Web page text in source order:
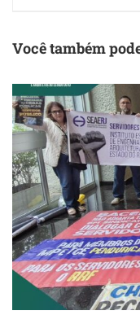
Você também